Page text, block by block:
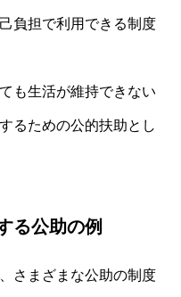
負担で利用できる制度
も生活が維持できない
るための公的扶助とし
る公助の例
さまざまな公助の制度